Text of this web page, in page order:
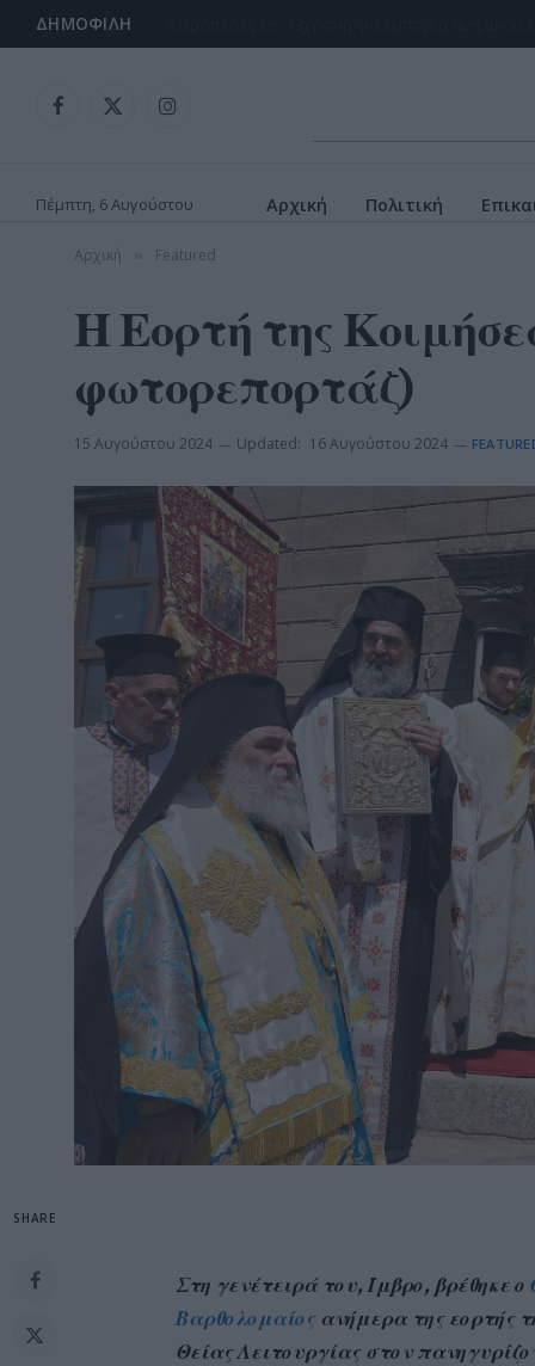
ΔΗΜΟΦΙΛΉ
Facebook
X
Instagram
Πέμπτη, 6 Αυγούστου Αρχική Πολιτική
Αρχική Featured
Η Εορτή της
φωτορεπορτάζ)
15 Αυγούστου 2024 Updated: 16 Αυγούστου 2024
SHARE
Στη γενέτειρά του, Ίμβρο, βρέθηκε ο
Βαρθολομαίοςανήμερα της εορτής
Θείας Λειτουργίας στον